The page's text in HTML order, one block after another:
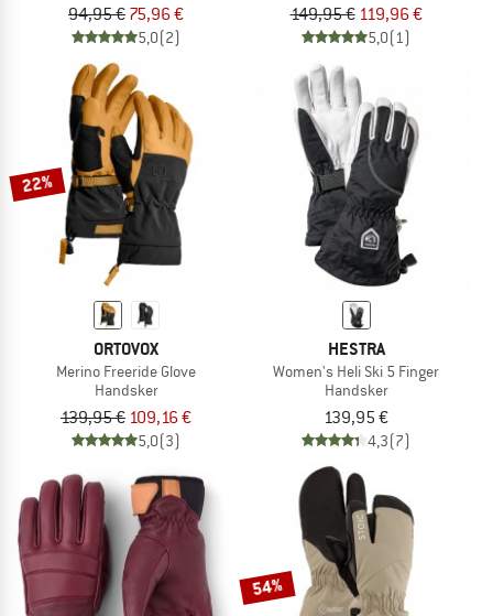
94,95 € 75,96 €
5,0(2)
149,95 € 119,96 €
5,0(1)
22%
ORTOVOX
Merino Freeride Glove
Handsker
139,95 € 109,16 €
5,0(3)
HESTRA
Women's Heli Ski 5 Finger
Handsker
139,95 €
4,3(7)
54%